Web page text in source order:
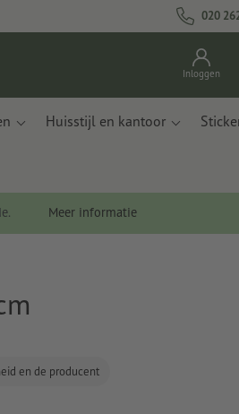
020
Inloggen
Huisstijl en kantoor
Meer informatie
en de producent